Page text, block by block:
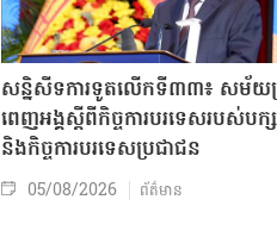
សន្និសីទការទូតលើកទី៣៣៖ សម័យ
ពេញអង្គស្តីពីកិច្ច​ការបរទេសរបស់​បក្ស
និងកិច្ច​ការបរទេសប្រជាជន
05/08/2026 ព័ត៌មាន